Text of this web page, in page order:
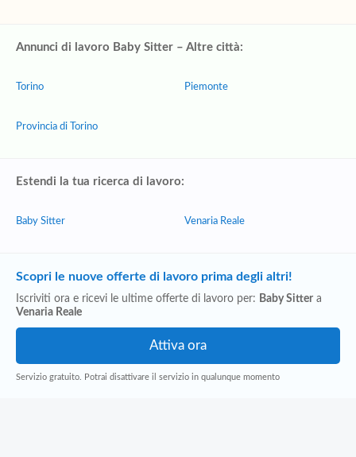
Annunci di lavoro Baby Sitter – Altre città:
Torino
Provincia di Torino
Piemonte
Estendi la tua ricerca di lavoro:
Baby Sitter Venaria Reale
Scopri le nuove offerte di lavoro prima degli altri!
Iscriviti ora e ricevi le ultime offerte di lavoro per: Baby Sitter a
Venaria Reale
Servizio gratuito. Potrai disattivare il servizio in qualunque momento